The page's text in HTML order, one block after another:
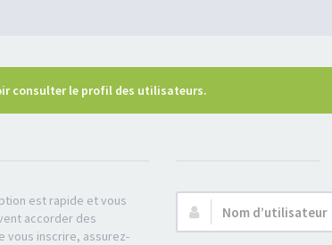
consulter le profil des utilisateurs.
est rapide et vous
accorder des
vous inscrire, assurez-
Nom
d’utilisateur :